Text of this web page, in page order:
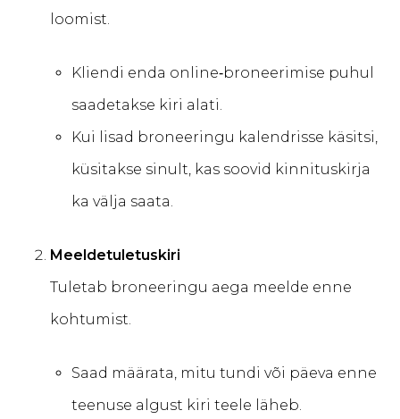
loomist.
Kliendi enda online‑broneerimise puhul
saadetakse kiri alati.
Kui lisad broneeringu kalendrisse käsitsi,
küsitakse sinult, kas soovid kinnituskirja
ka välja saata.
Meeldetuletuskiri
Tuletab broneeringu aega meelde enne
kohtumist.
Saad määrata, mitu tundi või päeva enne
teenuse algust kiri teele läheb.